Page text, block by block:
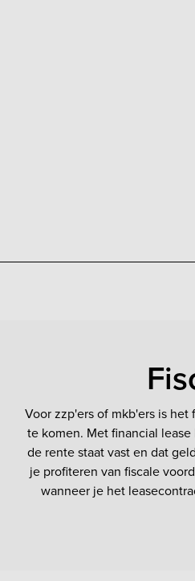
Voor zzp'ers of mkb'ers is
te komen. Met financial
de rente staat vast en dat
je profiteren van fiscale
wanneer je het